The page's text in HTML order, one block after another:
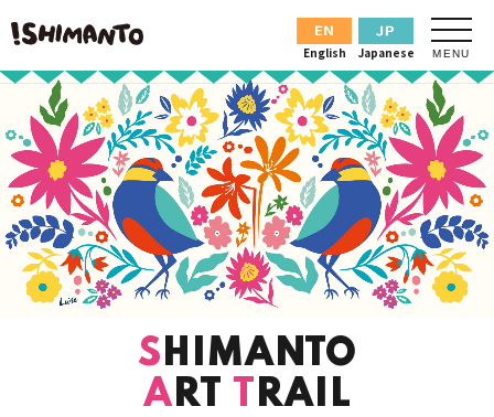
English Japanese MENU
SHIMANTO
ART T RAIL